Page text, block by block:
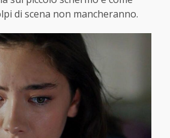
di scena non mancheranno.